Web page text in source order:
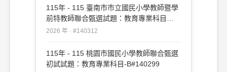
115年 - 115 臺南市市立國民小學教師暨學
前特教師聯合甄選試題：教育專業科目
#140312
2026 年 · #140312
115年 - 115 桃園市國民小學教師聯合甄選
初試試題：教育專業科目-B#140299